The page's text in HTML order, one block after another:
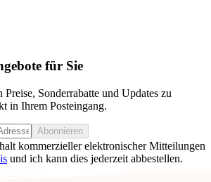
für Sie
Preise, Sonderrabatte und Updates zu
in Ihrem Posteingang.
Abonnieren
kommerzieller elektronischer Mitteilungen
und ich kann dies jederzeit abbestellen.